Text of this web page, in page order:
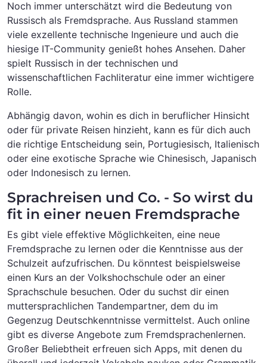
Noch immer unterschätzt wird die Bedeutung von
Russisch als Fremdsprache. Aus Russland stammen
viele exzellente technische Ingenieure und auch die
hiesige IT-Community genießt hohes Ansehen. Daher
spielt Russisch in der technischen und
wissenschaftlichen Fachliteratur eine immer wichtigere
Rolle.
Abhängig davon, wohin es dich in beruflicher Hinsicht
oder für private Reisen hinzieht, kann es für dich auch
die richtige Entscheidung sein, Portugiesisch, Italienisch
oder eine exotische Sprache wie Chinesisch, Japanisch
oder Indonesisch zu lernen.
Sprachreisen und Co. - So wirst du
fit in einer neuen Fremdsprache
Es gibt viele effektive Möglichkeiten, eine neue
Fremdsprache zu lernen oder die Kenntnisse aus der
Schulzeit aufzufrischen. Du könntest beispielsweise
einen Kurs an der Volkshochschule oder an einer
Sprachschule besuchen. Oder du suchst dir einen
muttersprachlichen Tandempartner, dem du im
Gegenzug Deutschkenntnisse vermittelst. Auch online
gibt es diverse Angebote zum Fremdsprachenlernen.
Großer Beliebtheit erfreuen sich Apps, mit denen du